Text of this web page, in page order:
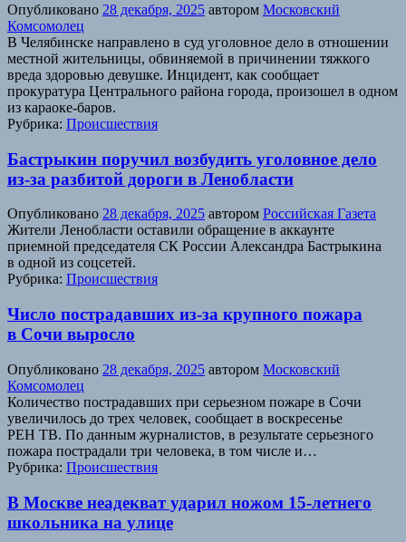
Опубликовано 28 декабря, 2025 автором Московский
Комсомолец
В Челябинске направлено в суд уголовное дело в отношении
местной жительницы, обвиняемой в причинении тяжкого
вреда здоровью девушке. Инцидент, как сообщает
прокуратура Центрального района города, произошел в одном
из караоке-баров.
Рубрика: Происшествия
Бастрыкин поручил возбудить уголовное дело
из-за разбитой дороги в Ленобласти
Опубликовано 28 декабря, 2025 автором Российская Газета
Жители Ленобласти оставили обращение в аккаунте
приемной председателя СК России Александра Бастрыкина
в одной из соцсетей.
Рубрика: Происшествия
Число пострадавших из-за крупного пожара
в Сочи выросло
Опубликовано 28 декабря, 2025 автором Московский
Комсомолец
Количество пострадавших при серьезном пожаре в Сочи
увеличилось до трех человек, сообщает в воскресенье
РЕН ТВ. По данным журналистов, в результате серьезного
пожара пострадали три человека, в том числе и…
Рубрика: Происшествия
В Москве неадекват ударил ножом 15-летнего
школьника на улице